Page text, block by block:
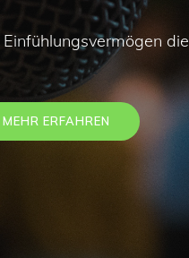
MEHR ERFAHREN